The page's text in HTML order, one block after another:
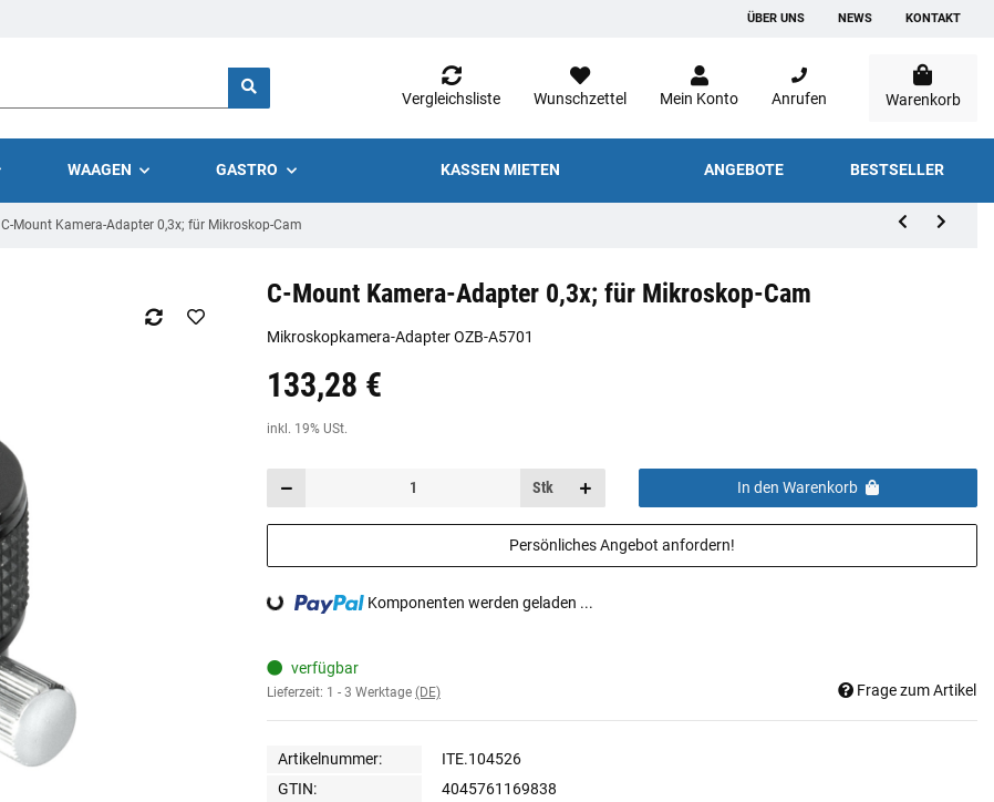
ÜBER UNS NEWS KONTAKT
Vergleichsliste Wunschzettel Mein Konto Anrufen Warenkorb
WAAGEN GASTRO KASSEN MIETEN ANGEBOTE BESTSELLER
C-Mount Kamera-Adapter 0,3x; für Mikroskop-Cam
C-Mount Kamera-Adapter 0,3x; für Mikroskop-Cam
Mikroskopkamera-Adapter OZB-A5701
Preis:19,44 € inkl. 19% USt.
133,28 €
inkl. 19% USt.
Stk In den Warenkorb
Persönliches Angebot anfordern!
Loading... Komponenten werden geladen ...
verfügbar
Lieferzeit: 1 - 3 Werktage (DE) Frage zum Artikel
Artikelnummer:
ITE.104526
GTIN:
4045761169838